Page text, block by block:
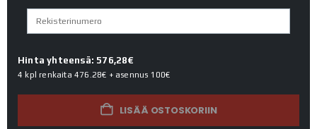
Hinta yhteensä: 576,28€
4 kpl renkaita 476.28€ + asennus 100€
LISÄÄ OSTOSKORIIN